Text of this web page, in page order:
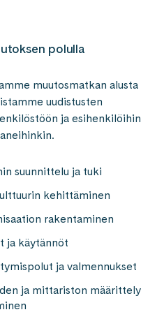
polulla​
muutosmatkan ​alusta
uudistusten
ja esihenkilöihin
suunnittelu ja tuki​
kehittäminen​
rakentaminen​
ja käytännöt​
ja valmennukset
ja mittariston määrittely